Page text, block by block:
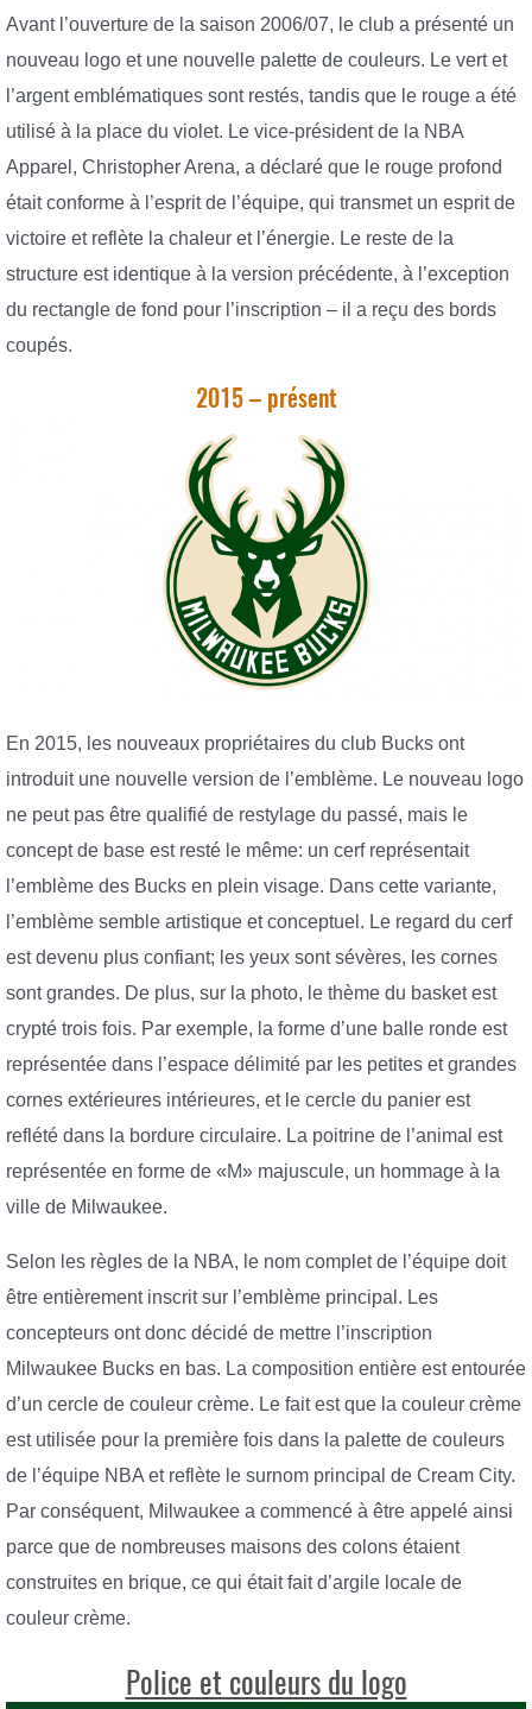
Avant l’ouverture de la saison 2006/07, le club a présenté un
nouveau logo et une nouvelle palette de couleurs. Le vert et
l’argent emblématiques sont restés, tandis que le rouge a été
utilisé à la place du violet. Le vice-président de la NBA
Apparel, Christopher Arena, a déclaré que le rouge profond
était conforme à l’esprit de l’équipe, qui transmet un esprit de
victoire et reflète la chaleur et l’énergie. Le reste de la
structure est identique à la version précédente, à l’exception
du rectangle de fond pour l’inscription – il a reçu des bords
coupés.
2015 – présent
En 2015, les nouveaux propriétaires du club Bucks ont
introduit une nouvelle version de l’emblème. Le nouveau logo
ne peut pas être qualifié de restylage du passé, mais le
concept de base est resté le même: un cerf représentait
l’emblème des Bucks en plein visage. Dans cette variante,
l’emblème semble artistique et conceptuel. Le regard du cerf
est devenu plus confiant; les yeux sont sévères, les cornes
sont grandes. De plus, sur la photo, le thème du basket est
crypté trois fois. Par exemple, la forme d’une balle ronde est
représentée dans l’espace délimité par les petites et grandes
cornes extérieures intérieures, et le cercle du panier est
reflété dans la bordure circulaire. La poitrine de l’animal est
représentée en forme de «M» majuscule, un hommage à la
ville de Milwaukee.
Selon les règles de la NBA, le nom complet de l’équipe doit
être entièrement inscrit sur l’emblème principal. Les
concepteurs ont donc décidé de mettre l’inscription
Milwaukee Bucks en bas. La composition entière est entourée
d’un cercle de couleur crème. Le fait est que la couleur crème
est utilisée pour la première fois dans la palette de couleurs
de l’équipe NBA et reflète le surnom principal de Cream City.
Par conséquent, Milwaukee a commencé à être appelé ainsi
parce que de nombreuses maisons des colons étaient
construites en brique, ce qui était fait d’argile locale de
couleur crème.
Police et couleurs du logo